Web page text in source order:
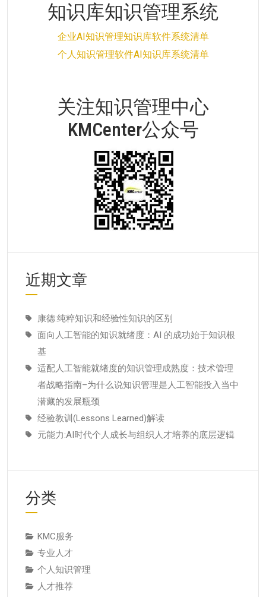
知识库知识管理系统
企业AI知识管理知识库软件系统清单
个人知识管理软件AI知识库系统清单
关注知识管理中心
KMCenter公众号
近期文章
康德:纯粹知识和经验性知识的区别
面向人工智能的知识就绪度：AI 的成功始于知识根
基
适配人工智能就绪度的知识管理成熟度：技术管理
者战略指南–为什么说知识管理是人工智能投入当中
潜藏的发展瓶颈
经验教训(Lessons Learned)解读
元能力:AI时代个人成长与组织人才培养的底层逻辑
分类
KMC服务
专业人才
个人知识管理
人才推荐